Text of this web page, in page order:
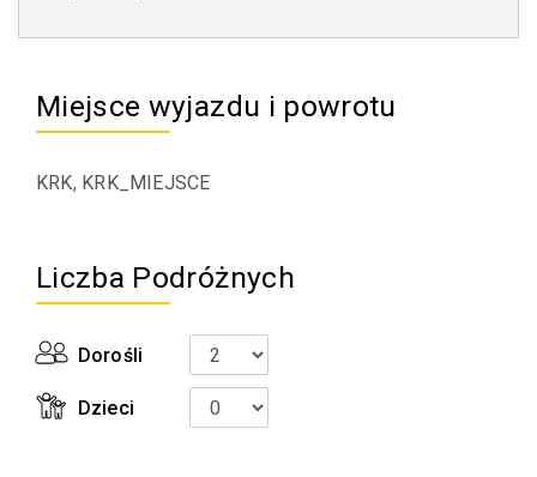
Miejsce wyjazdu i powrotu
Liczba Podróżnych
Dorośli
Dzieci